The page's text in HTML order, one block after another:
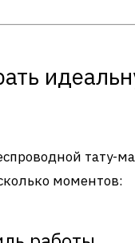
тату-
моментов: